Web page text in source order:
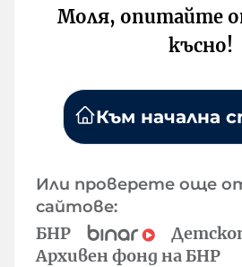
Моля, опитайте
късно!
Към начална
Или проверете още
сайтове:
БНР
Архивен фонд на БНР